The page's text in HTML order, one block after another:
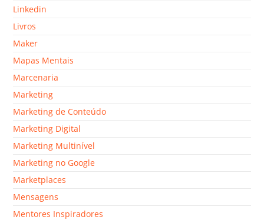
Linkedin
Livros
Maker
Mapas Mentais
Marcenaria
Marketing
Marketing de Conteúdo
Marketing Digital
Marketing Multinível
Marketing no Google
Marketplaces
Mensagens
Mentores Inspiradores